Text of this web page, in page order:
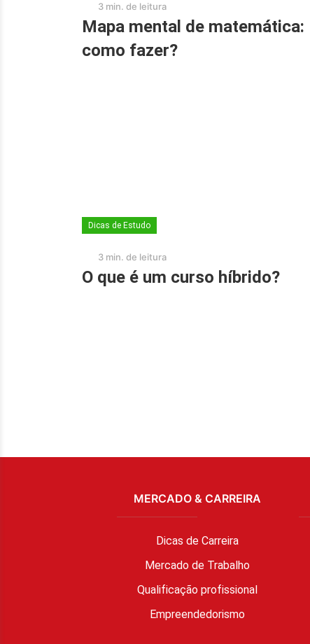
3 min. de leitura
Mapa mental de matemática:
como fazer?
Dicas de Estudo
3 min. de leitura
O que é um curso híbrido?
MERCADO & CARREIRA
Dicas de Carreira
Mercado de Trabalho
Qualificação profissional
Empreendedorismo